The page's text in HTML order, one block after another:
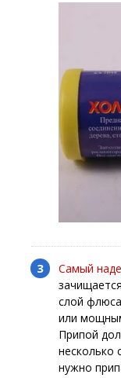
Самый
слой
или
Припой
несколько
нужно